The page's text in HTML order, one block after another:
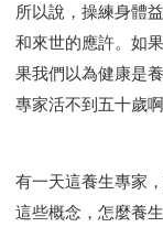
所以說，操練身體
和來世的應許。如
果我們以為健康是
專家活不到五十歲啊
有一天這養生專家
這些概念，怎麼養